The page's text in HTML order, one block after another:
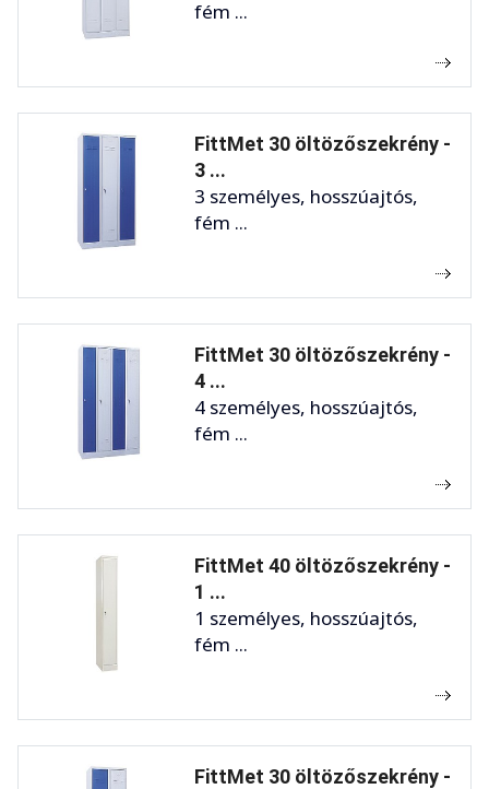
fém ...
FittMet 30 öltözőszekrény -
3 ...
3 személyes, hosszúajtós,
fém ...
FittMet 30 öltözőszekrény -
4 ...
4 személyes, hosszúajtós,
fém ...
FittMet 40 öltözőszekrény -
1 ...
1 személyes, hosszúajtós,
fém ...
FittMet 30 öltözőszekrény -